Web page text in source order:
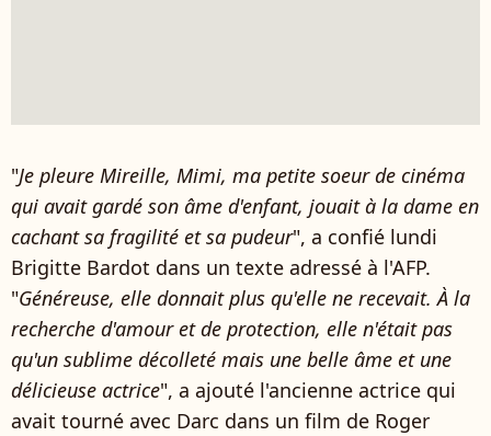
"Je pleure Mireille, Mimi, ma petite soeur de cinéma
qui avait gardé son âme d'enfant, jouait à la dame en
cachant sa fragilité et sa pudeur", a confié lundi
Brigitte Bardot dans un texte adressé à l'AFP.
"Généreuse, elle donnait plus qu'elle ne recevait. À la
recherche d'amour et de protection, elle n'était pas
qu'un sublime décolleté mais une belle âme et une
délicieuse actrice", a ajouté l'ancienne actrice qui
avait tourné avec Darc dans un film de Roger